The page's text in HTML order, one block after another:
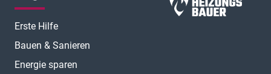
Erste Hilfe
Bauen & Sanieren
Energie sparen